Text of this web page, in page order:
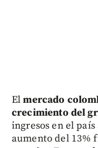
Elmercado
crecimiento del
ingresos en el
aumento del 13%